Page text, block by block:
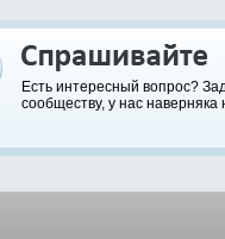
Есть интересный вопрос?
сообществу, у нас наверняка